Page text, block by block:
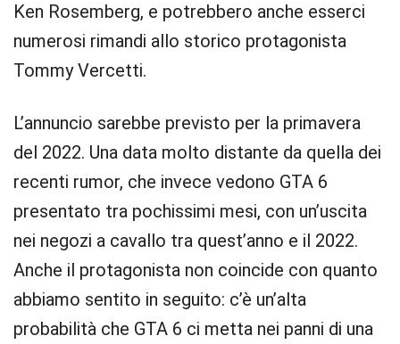
Ken Rosemberg, e potrebbero anche esserci
numerosi rimandi allo storico protagonista
Tommy Vercetti.
L’annuncio sarebbe previsto per la primavera
del 2022. Una data molto distante da quella dei
recenti rumor, che invece vedono GTA 6
presentato tra pochissimi mesi, con un’uscita
nei negozi a cavallo tra quest’anno e il 2022.
Anche il protagonista non coincide con quanto
abbiamo sentito in seguito: c’è un’alta
probabilità che GTA 6 ci metta nei panni di una